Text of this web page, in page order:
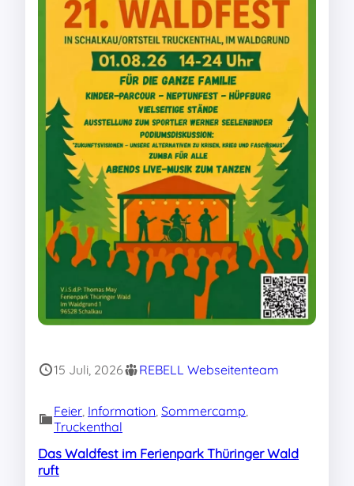
15 Juli, 2026 REBELL Webseitenteam
Feier, Information, Sommercamp
Truckenthal
Das Waldfest im Ferienpark Thüringer Wald
ruft